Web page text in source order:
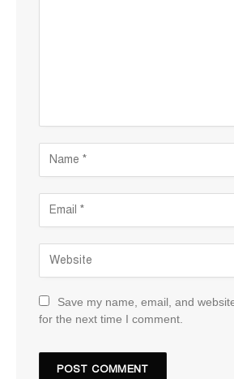
Save my name, email, and
for the next time I comment.